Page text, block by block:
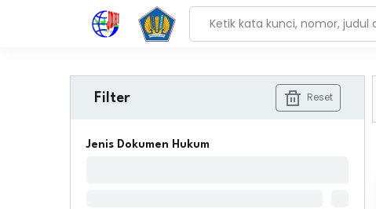
Filter Reset
Jenis Dokumen Hukum